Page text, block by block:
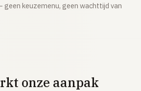
geen keuzemenu, geen wachttijd van
onze aanpak